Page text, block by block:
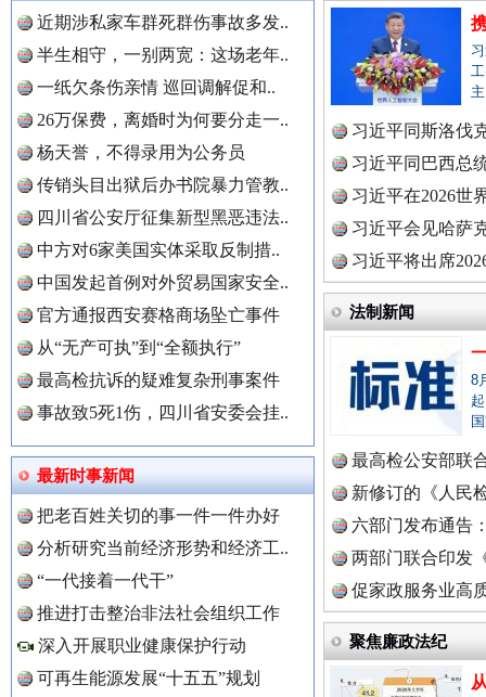
近期涉私家车群死群伤事故多发..
半生相守，一别两宽：这场老年..
一纸欠条伤亲情 巡回调解促和..
26万保费，离婚时为何要分走一..
杨天誉，不得录用为公务员
传销头目出狱后办书院暴力管教..
四川省公安厅征集新型黑恶违法..
中方对6家美国实体采取反制措..
中国发起首例对外贸易国家安全..
官方通报西安赛格商场坠亡事件
从“无产可执”到“全额执行”
最高检抗诉的疑难复杂刑事案件
事故致5死1伤，四川省安委会挂..
最新时事新闻
把老百姓关切的事一件一件办好
分析研究当前经济形势和经济工..
“一代接着一代干”
推进打击整治非法社会组织工作
深入开展职业健康保护行动
可再生能源发展“十五五”规划
习近平同斯洛伐
习近平同巴西总
习近平在2026世
理高级..
习近平会见哈萨
习近平将出席
球治理..
法制新闻
8
最高检公安部联
周岁未..
新修订的《人民
布
六部门发布通告
两部门联合印发
定》
促家政服务业高
聚焦廉政法纪
中国全民新闻网.
中国公众新闻网.
世界屋脊 天路回响
广州首